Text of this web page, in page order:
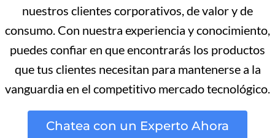
nuestros clientes corporativos, de valor y de
consumo. Con nuestra experiencia y conocimiento,
puedes confiar en que encontrarás los productos
que tus clientes necesitan para mantenerse a la
vanguardia en el competitivo mercado tecnológico.
Chatea con un Experto Ahora